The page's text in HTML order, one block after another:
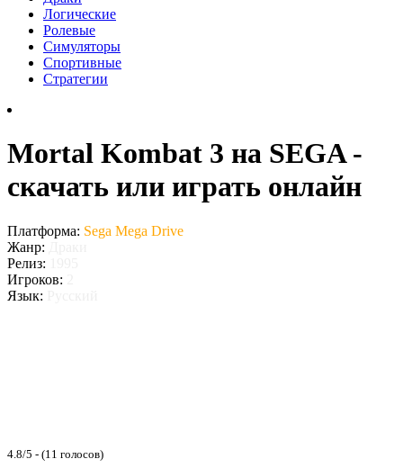
Логические
Ролевые
Симуляторы
Спортивные
Стратегии
Mortal Kombat 3 на SEGA -
скачать или играть онлайн
Платформа: Sega Mega Drive
Жанр:
Релиз:
Игроков:
Язык:
4.8/5 - (11 голосов)